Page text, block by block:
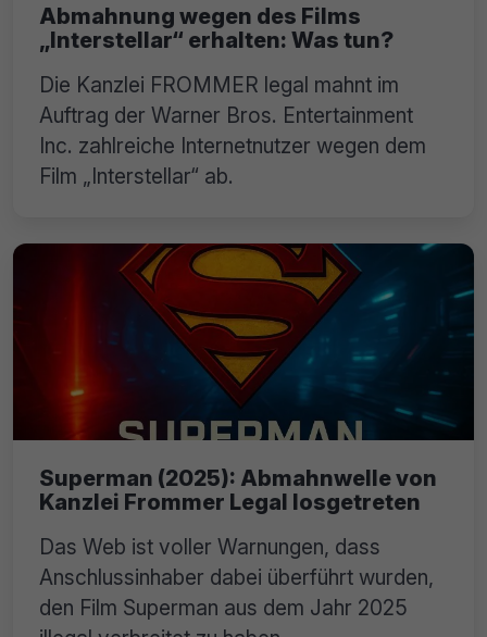
Abmahnung wegen des Films
„Interstellar“ erhalten: Was tun?
Die Kanzlei FROMMER legal mahnt im
Auftrag der Warner Bros. Entertainment
Inc. zahlreiche Internetnutzer wegen dem
Film „Interstellar“ ab.
Superman (2025): Abmahnwelle von
Kanzlei Frommer Legal losgetreten
Das Web ist voller Warnungen, dass
Anschlussinhaber dabei überführt wurden,
den Film Superman aus dem Jahr 2025